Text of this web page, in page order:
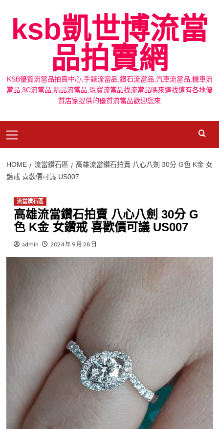
contentksb凱世博流當
品拍賣網
KSB優質流當品拍賣中心,手錶流當品,鑽石流當品,汽車流當品,機車流
當品,3C流當品,精品流當品,珠寶流當品找流當品嗎來這找這有各地優
質店家提供的優質流當品歡迎您來
Menu
HOME 流當鑽石區
高雄流當鑽石拍賣 八心八劍 30分 G色 K金 女
鑽戒 喜歡價可議 US007
流當鑽石區
高雄流當鑽石拍賣 八心八劍 30分 G
色 K金 女鑽戒 喜歡價可議 US007
admin 2024 年 9 月 28 日